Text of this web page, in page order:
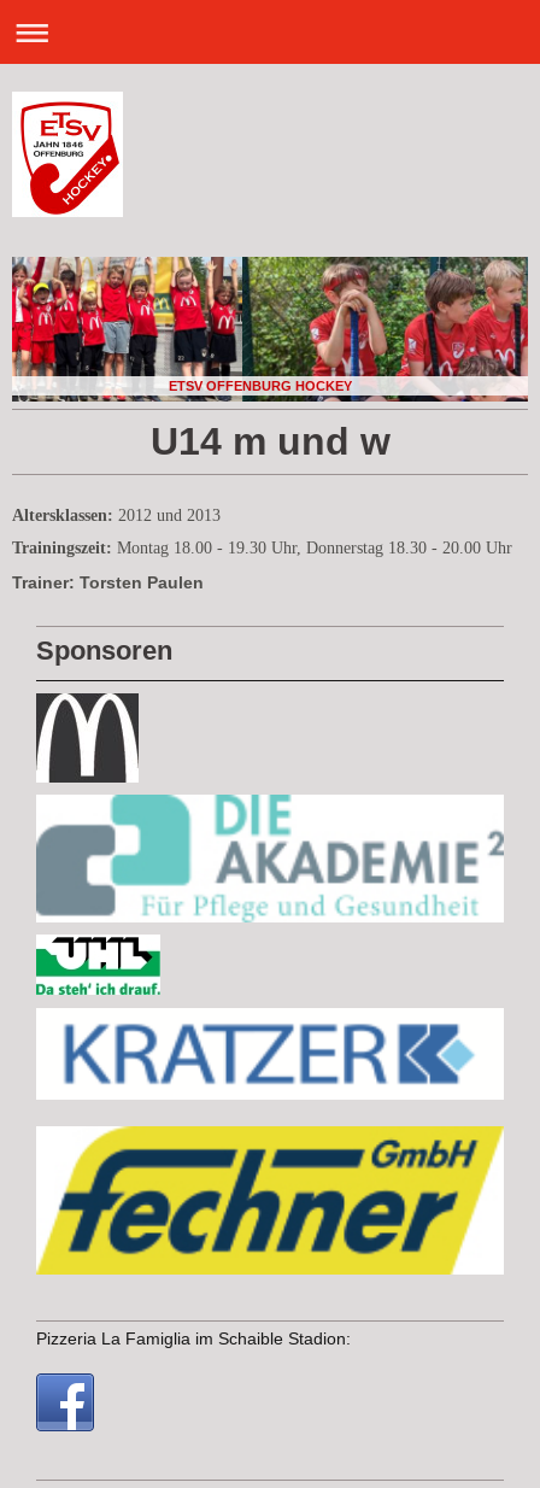
ETSV OFFENBURG HOCKEY
U14 m und w
Altersklassen: 2012 und 2013
Trainingszeit: Montag 18.00 - 19.30 Uhr, Donnerstag 18.30 - 20.00 Uhr
Trainer: Torsten Paulen
Sponsoren
Pizzeria La Famiglia im Schaible Stadion: